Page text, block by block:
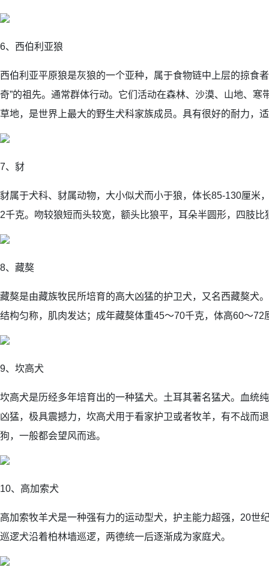
6、西伯利亚狼
西伯利亚平原狼是灰狼的一个亚种，属于食物链中上层的掠食
奇”的祖先。通常群体行动。它们活动在森林、沙漠、山地、寒
草地，是世界上最大的野生犬科家族成员。具有很好的耐力，
7、豺
豺属于犬科、豺属动物，大小似犬而小于狼，体长85-130厘米
2千克。吻较狼短而头较宽，额头比狼平，耳朵半圆形，四肢比
8、藏獒
藏獒是由藏族牧民所培育的高大凶猛的护卫犬，又名西藏獒犬
结构匀称，肌肉发达；成年藏獒体重45～70千克，体高60～72
9、坎高犬
坎高犬是历经多年培育出的一种猛犬。土耳其著名猛犬。血统
凶猛，极具震撼力，坎高犬用于看家护卫或者牧羊，有不战而
狗，一般都会望风而逃。
10、高加索犬
高加索牧羊犬是一种强有力的运动型犬，护主能力超强，20世
巡逻犬沿着柏林墙巡逻，两德统一后逐渐成为家庭犬。